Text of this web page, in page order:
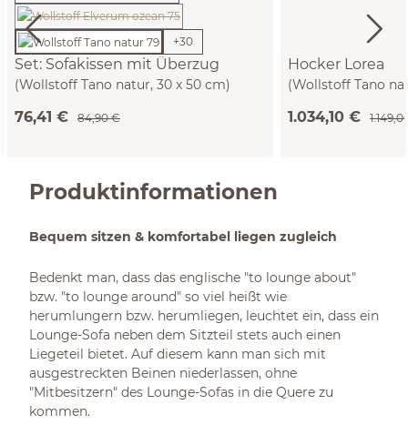
Set: Sofakissen mit Überzug
(Wollstoff Tano natur, 30 x 50 cm)
+30
76,41 € 84,90 €
Hocker Lorea
(Wollstoff Tano
1.034,10 €
Produktinformationen
Bequem sitzen & komfortabel liegen zugleich
Bedenkt man, dass das englische "to lounge about"
bzw. "to lounge around" so viel heißt wie
herumlungern bzw. herumliegen, leuchtet ein, dass ein
Lounge-Sofa neben dem Sitzteil stets auch einen
Liegeteil bietet. Auf diesem kann man sich mit
ausgestreckten Beinen niederlassen, ohne
"Mitbesitzern" des Lounge-Sofas in die Quere zu
kommen.